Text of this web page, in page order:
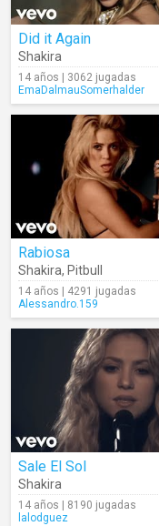
Did it Again
Shakira
14 años | 3062 jugadas
EmaDalmauSomerhalder
Rabiosa
Shakira, Pitbull
14 años | 4291 jugadas
Alessandro.159
Sale El Sol
Shakira
14 años | 8190 jugadas
lalodguez